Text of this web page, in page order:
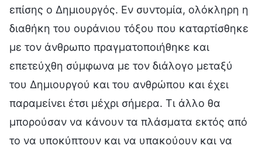
επίσης ο Δημιουργός. Εν συντομία, ολόκληρη η
διαθήκη του ουράνιου τόξου που καταρτίσθηκε
με τον άνθρωπο πραγματοποιήθηκε και
επετεύχθη σύμφωνα με τον διάλογο μεταξύ
του Δημιουργού και του ανθρώπου και έχει
παραμείνει έτσι μέχρι σήμερα. Τι άλλο θα
μπορούσαν να κάνουν τα πλάσματα εκτός από
το να υποκύπτουν και να υπακούουν και να